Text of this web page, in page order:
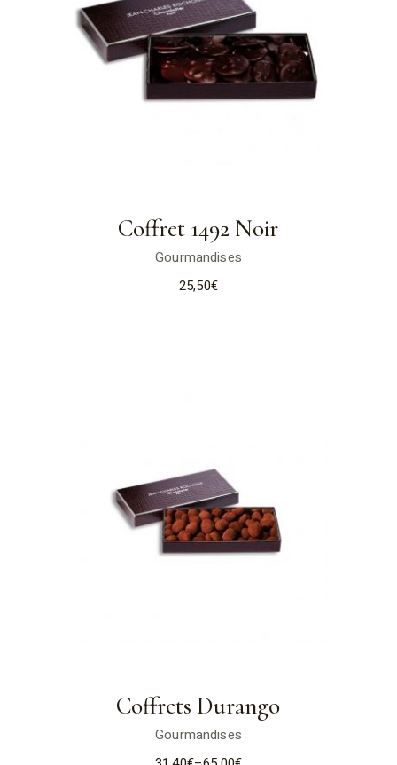
Coffret 1492 Noir
Gourmandises
25,50€
Coffrets Durango
Gourmandises